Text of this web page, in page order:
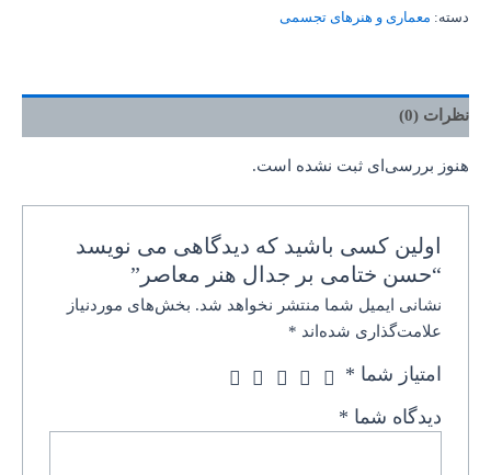
دسته: معماری و هنرهای تجسمی
نظرات (0)
هنوز بررسی‌ای ثبت نشده است.
اولین کسی باشید که دیدگاهی می نویسد
“حسن ختامی بر جدال هنر معاصر”
نشانی ایمیل شما منتشر نخواهد شد. بخش‌های موردنیاز
علامت‌گذاری شده‌اند *
امتیاز شما *
دیدگاه شما *